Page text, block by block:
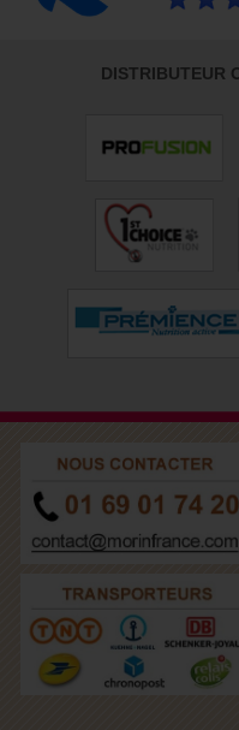
DISTRIBUTEUR